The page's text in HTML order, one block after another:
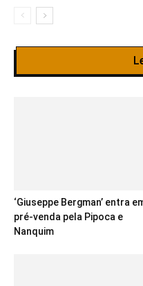
‘Giuseppe Bergman’ entra
pré-venda pela Pipoca e
Nanquim